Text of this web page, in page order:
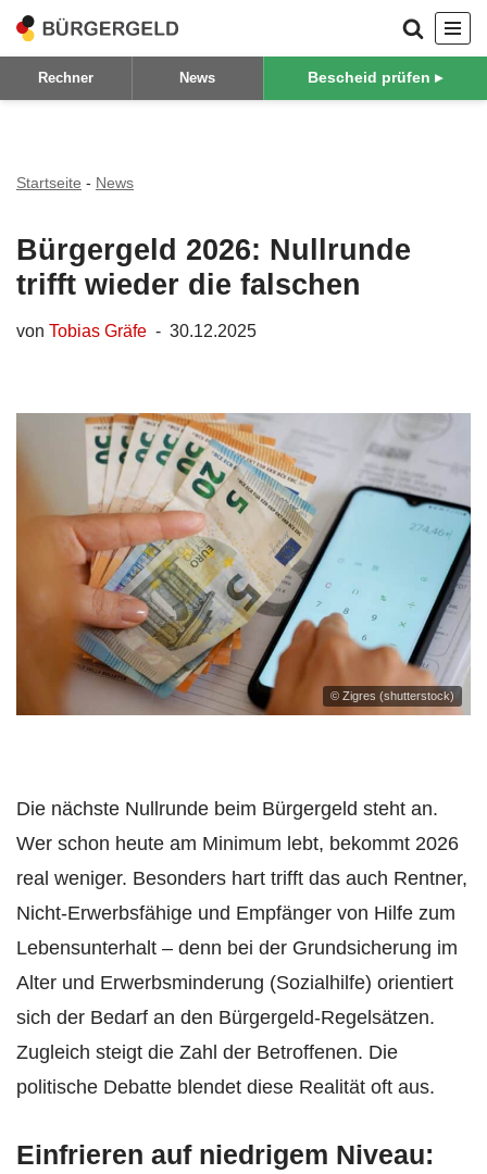
Zum
Inhalt
Rechner News Bescheid prüfen ▸
Startseite - News
Bürgergeld 2026: Nullrunde
trifft wieder die falschen
von Tobias Gräfe 30.12.2025
© Zigres (shutterstock)
Die nächste Nullrunde beim Bürgergeld steht an.
Wer schon heute am Minimum lebt, bekommt 2026
real weniger. Besonders hart trifft das auch Rentner,
Nicht-Erwerbsfähige und Empfänger von Hilfe zum
Lebensunterhalt – denn bei der Grundsicherung im
Alter und Erwerbsminderung (Sozialhilfe) orientiert
sich der Bedarf an den Bürgergeld-Regelsätzen.
Zugleich steigt die Zahl der Betroffenen. Die
politische Debatte blendet diese Realität oft aus.
Einfrieren auf niedrigem Niveau: